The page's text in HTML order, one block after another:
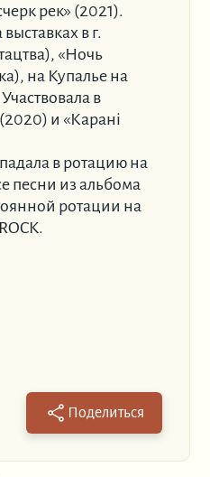
рек» (2021).
в г.
«Ночь
на Купалье на
в
и «Каранi
в ротацию на
песни из альбома
ротации на
Поделиться